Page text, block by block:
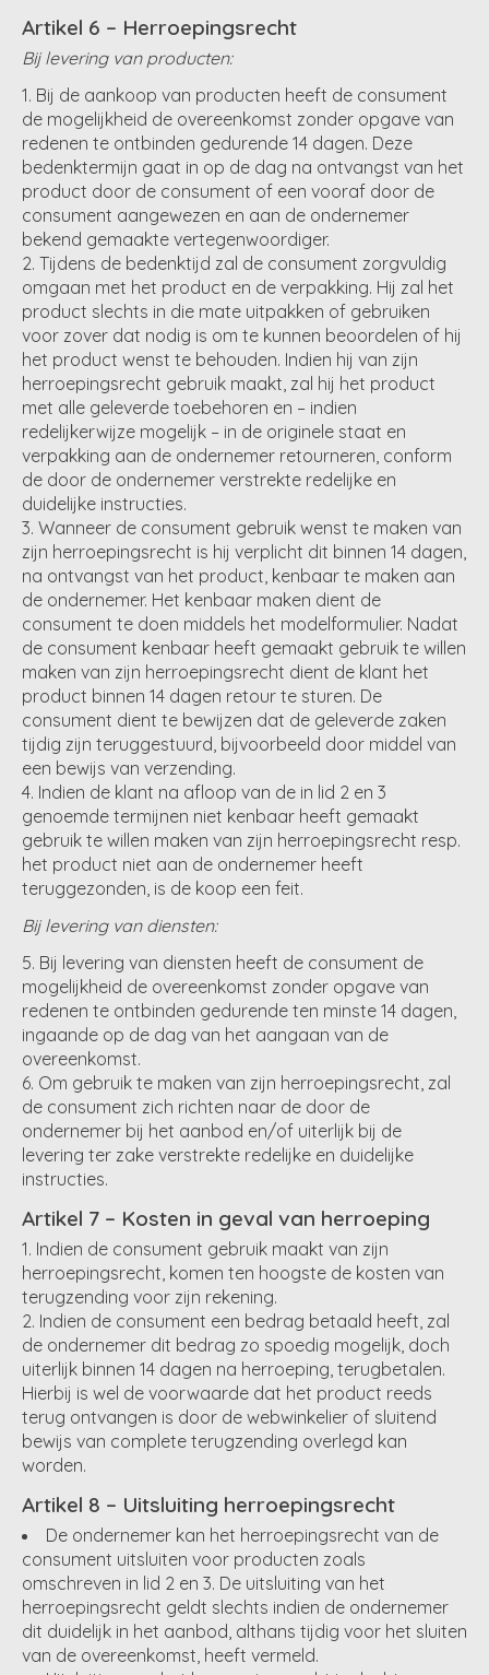
Artikel 6 – Herroepingsrecht
Bij levering van producten:
Bij de aankoop van producten heeft de consument
de mogelijkheid de overeenkomst zonder opgave van
redenen te ontbinden gedurende 14 dagen. Deze
bedenktermijn gaat in op de dag na ontvangst van het
product door de consument of een vooraf door de
consument aangewezen en aan de ondernemer
bekend gemaakte vertegenwoordiger.
Tijdens de bedenktijd zal de consument zorgvuldig
omgaan met het product en de verpakking. Hij zal het
product slechts in die mate uitpakken of gebruiken
voor zover dat nodig is om te kunnen beoordelen of hij
het product wenst te behouden. Indien hij van zijn
herroepingsrecht gebruik maakt, zal hij het product
met alle geleverde toebehoren en – indien
redelijkerwijze mogelijk – in de originele staat en
verpakking aan de ondernemer retourneren, conform
de door de ondernemer verstrekte redelijke en
duidelijke instructies.
Wanneer de consument gebruik wenst te maken van
zijn herroepingsrecht is hij verplicht dit binnen 14 dagen,
na ontvangst van het product, kenbaar te maken aan
de ondernemer. Het kenbaar maken dient de
consument te doen middels het modelformulier. Nadat
de consument kenbaar heeft gemaakt gebruik te willen
maken van zijn herroepingsrecht dient de klant het
product binnen 14 dagen retour te sturen. De
consument dient te bewijzen dat de geleverde zaken
tijdig zijn teruggestuurd, bijvoorbeeld door middel van
een bewijs van verzending.
Indien de klant na afloop van de in lid 2 en 3
genoemde termijnen niet kenbaar heeft gemaakt
gebruik te willen maken van zijn herroepingsrecht resp.
het product niet aan de ondernemer heeft
teruggezonden, is de koop een feit.
Bij levering van diensten:
Bij levering van diensten heeft de consument de
mogelijkheid de overeenkomst zonder opgave van
redenen te ontbinden gedurende ten minste 14 dagen,
ingaande op de dag van het aangaan van de
overeenkomst.
Om gebruik te maken van zijn herroepingsrecht, zal
de consument zich richten naar de door de
ondernemer bij het aanbod en/of uiterlijk bij de
levering ter zake verstrekte redelijke en duidelijke
instructies.
Artikel 7 – Kosten in geval van herroeping
Indien de consument gebruik maakt van zijn
herroepingsrecht, komen ten hoogste de kosten van
terugzending voor zijn rekening.
Indien de consument een bedrag betaald heeft, zal
de ondernemer dit bedrag zo spoedig mogelijk, doch
uiterlijk binnen 14 dagen na herroeping, terugbetalen.
Hierbij is wel de voorwaarde dat het product reeds
terug ontvangen is door de webwinkelier of sluitend
bewijs van complete terugzending overlegd kan
worden.
Artikel 8 – Uitsluiting herroepingsrecht
De ondernemer kan het herroepingsrecht van de
consument uitsluiten voor producten zoals
omschreven in lid 2 en 3. De uitsluiting van het
herroepingsrecht geldt slechts indien de ondernemer
dit duidelijk in het aanbod, althans tijdig voor het sluiten
van de overeenkomst, heeft vermeld.